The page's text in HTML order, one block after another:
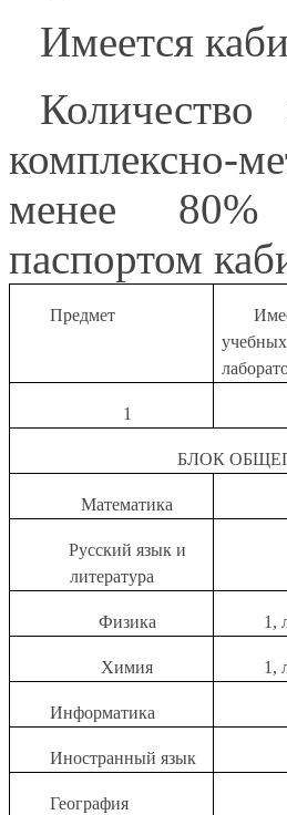
Имеется
комплексно-
менее 80%
паспортом
Предмет
1
БЛОК
Математика
Русский язык и
литература
Физика 1,
Химия 1,
Информатика
Иностранный язык
География